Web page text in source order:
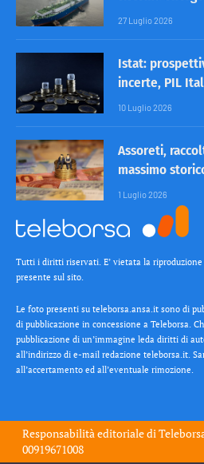
27 Luglio 2026
Istat:
incerte, PIL
10 Luglio 2026
Assoreti,
massimo
1 Luglio 2026
Tutti i diritti riservati. E’ vietata la
presente sul sito.
Le foto presenti su teleborsa.ansa.it sono di
di pubblicazione in concessione a Teleborsa.
pubblicazione di un’immagine leda diritti di
all’indirizzo di e-mail redazione teleborsa.it.
all’accertamento ed all’eventuale rimozione.
Responsabilità editoriale di
00919671008